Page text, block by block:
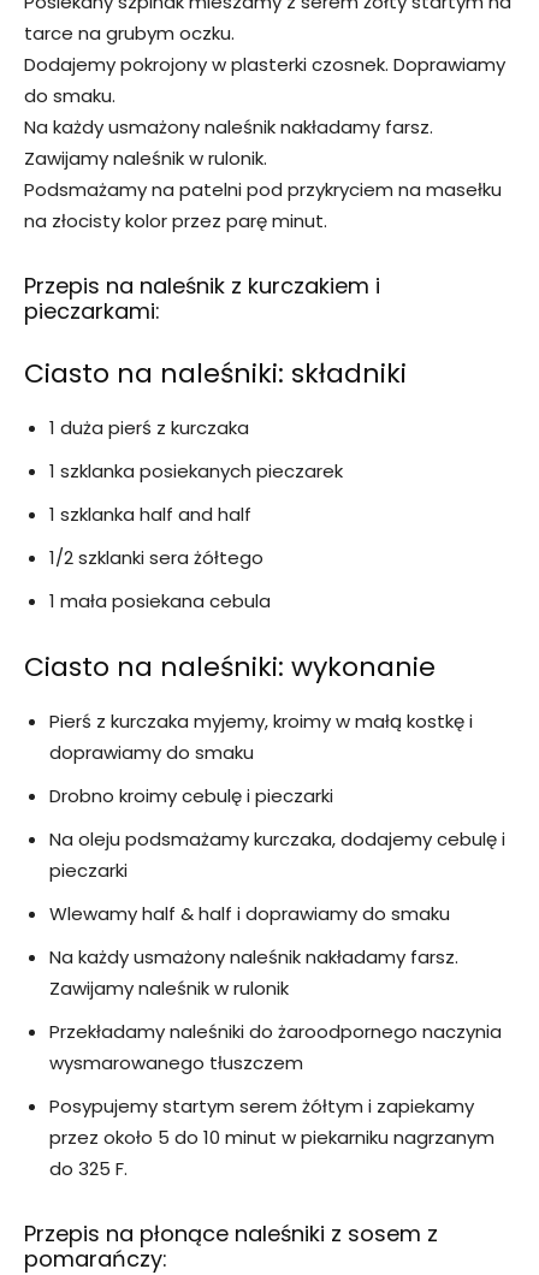
tarce na grubym oczku.
Dodajemy pokrojony w plasterki czosnek. Doprawiamy
do smaku.
Na każdy usmażony naleśnik nakładamy farsz.
Zawijamy naleśnik w rulonik.
Podsmażamy na patelni pod przykryciem na masełku
na złocisty kolor przez parę minut.
Przepis na naleśnik z kurczakiem i
pieczarkami:
Ciasto na naleśniki: składniki
1 duża pierś z kurczaka
1 szklanka posiekanych pieczarek
1 szklanka half and half
1/2 szklanki sera żółtego
1 mała posiekana cebula
Ciasto na naleśniki: wykonanie
Pierś z kurczaka myjemy, kroimy w małą kostkę i
doprawiamy do smaku
Drobno kroimy cebulę i pieczarki
Na oleju podsmażamy kurczaka, dodajemy cebulę i
pieczarki
Wlewamy half & half i doprawiamy do smaku
Na każdy usmażony naleśnik nakładamy farsz.
Zawijamy naleśnik w rulonik
Przekładamy naleśniki do żaroodpornego naczynia
wysmarowanego tłuszczem
Posypujemy startym serem żółtym i zapiekamy
przez około 5 do 10 minut w piekarniku nagrzanym
do 325 F.
Przepis na płonące naleśniki z sosem z
pomarańczy: